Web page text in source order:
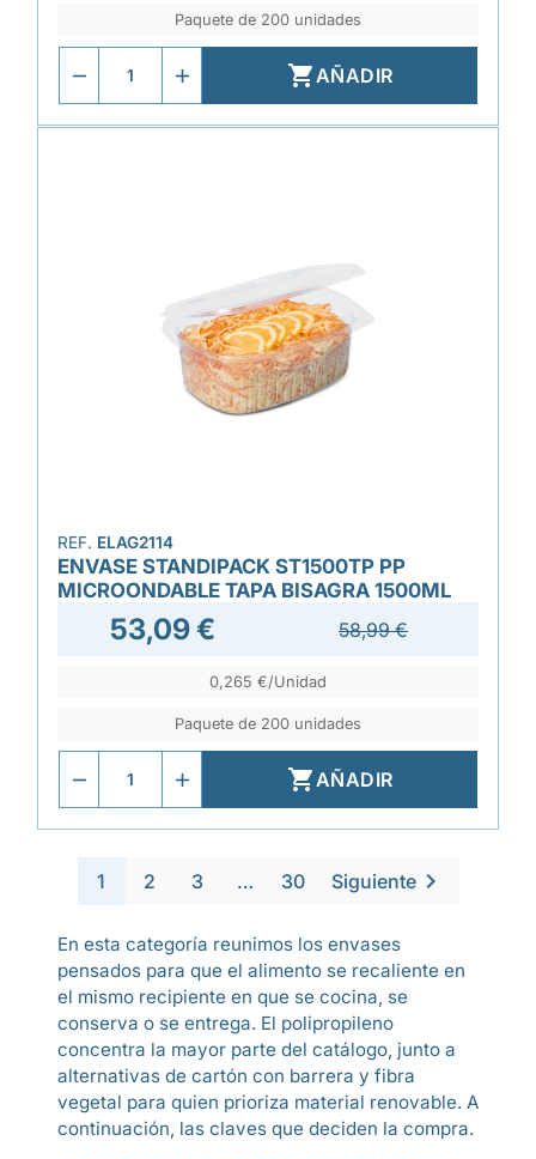
Paquete de 200 unidades
AÑADIR
REF. ELAG2114
ENVASE STANDIPACK ST1500TP PP
MICROONDABLE TAPA BISAGRA 1500ML
53,09 € 58,99 €
0,265 €/Unidad
Paquete de 200 unidades
AÑADIR
1 2 3 … 30 Siguiente
En esta categoría reunimos los envases
pensados para que el alimento se recaliente en
el mismo recipiente en que se cocina, se
conserva o se entrega. El polipropileno
concentra la mayor parte del catálogo, junto a
alternativas de cartón con barrera y fibra
vegetal para quien prioriza material renovable. A
continuación, las claves que deciden la compra.